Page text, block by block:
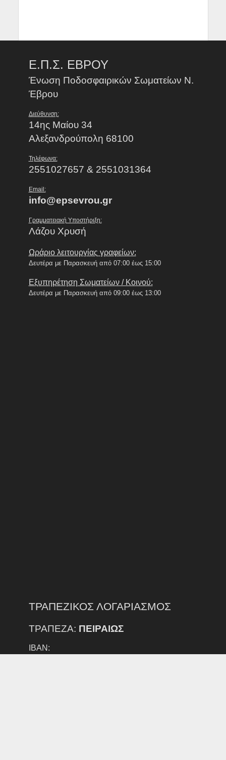
Ε.Π.Σ. ΕΒΡΟΥ
Ένωση Ποδοσφαιρικών Σωματείων Ν.
Έβρου
Διεύθυνση:
14ης Μαίου 34
Αλεξανδρούπολη 68100
Τηλέφωνα:
2551027657 & 2551031364
Email:
info@epsevrou.gr
Γραμματειακή Υποστήριξη:
Λάζου Χρυσή
Ωράριο λειτουργίας γραφείων:
Δευτέρα με Παρασκευή από 07:00 έως 15:00
Εξυπηρέτηση Σωματείων / Κοινού:
Δευτέρα με Παρασκευή από 09:00 έως 13:00
ΤΡΑΠΕΖΙΚΟΣ ΛΟΓΑΡΙΑΣΜΟΣ
ΤΡΑΠΕΖΑ: ΠΕΙΡΑΙΩΣ
IBAN: